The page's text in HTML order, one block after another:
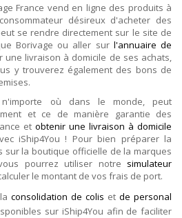
France vend en ligne des produits à
désireux d'acheter des
se rendre directement sur le site de
Borivage ou aller sur l'annuaire de
une livraison à domicile de ses achats,
y trouverez également des bons de
n'importe où dans le monde, peut
et ce de manière garantie des
et obtenir une livraison à domicile
iShip4You ! Pour bien préparer la
sur la boutique officielle de la marques
pourrez utiliser notre simulateur
le montant de vos frais de port.
consolidation de colis et de personal
sur iShip4You afin de faciliter